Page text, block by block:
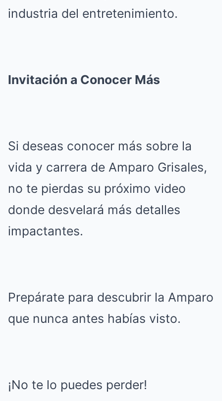
industria del entretenimiento.
Invitación a Conocer Más
Si deseas conocer más sobre la
vida y carrera de Amparo Grisales,
no te pierdas su próximo video
donde desvelará más detalles
impactantes.
Prepárate para descubrir la Amparo
que nunca antes habías visto.
¡No te lo puedes perder!